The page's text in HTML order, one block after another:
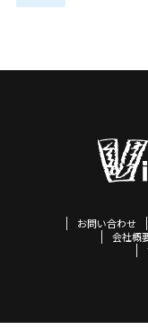
お問い合わせ
会社概